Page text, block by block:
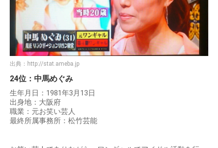
出典： http://stat.ameba.jp
24位：中馬めぐみ
生年月日：1981年3月13日
出身地：大阪府
職業：元お笑い芸人
最終所属事務所：松竹芸能